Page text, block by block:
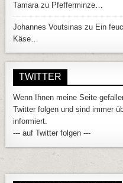
Tamarazu Pfefferminze…
Johannes Voutsinas zu Ein
Käse…
TWITTER
Wenn Ihnen meine Seite
Twitter folgen und sind immer
informiert.
--- auf Twitter folgen ---